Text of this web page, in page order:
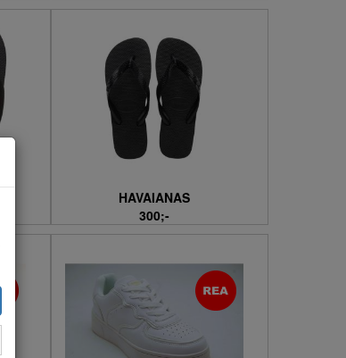
HAVAIANAS
300;-